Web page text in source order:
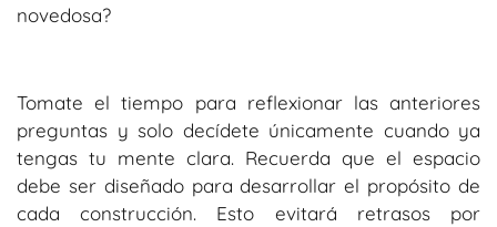
novedosa?
Tomate el tiempo para reflexionar las anteriores
preguntas y solo decídete únicamente cuando ya
tengas tu mente clara. Recuerda que el espacio
debe ser diseñado para desarrollar el propósito de
cada construcción. Esto evitará retrasos por